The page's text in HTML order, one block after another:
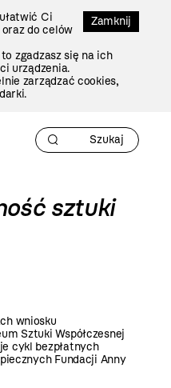
Zamknij
Ci
do celów
zgadzasz się na ich
urządzenia.
zarządzać cookies,
sztuki
wniosku
Sztuki Współczesnej
cykl bezpłatnych
Fundacji Anny